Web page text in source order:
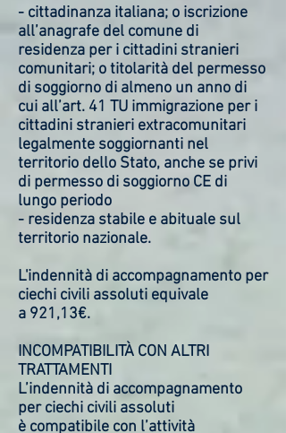
- cittadinanza italiana; o iscrizione
all’anagrafe del comune di
residenza per i cittadini stranieri
comunitari; o titolarità del permesso
di soggiorno di almeno un anno di
cui all’art. 41 TU immigrazione per i
cittadini stranieri extracomunitari
legalmente soggiornanti nel
territorio dello Stato, anche se privi
di permesso di soggiorno CE di
lungo periodo
- residenza stabile e abituale sul
territorio nazionale.
L'indennità di accompagnamento per
ciechi civili assoluti equivale
a 921,13€.
INCOMPATIBILITÀ CON ALTRI
TRATTAMENTI
L’indennità di accompagnamento
per ciechi civili assoluti
è compatibile con l’attività